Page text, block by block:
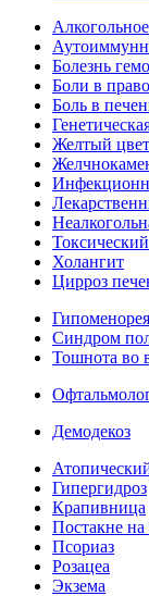
Болезнь
Боли в
Боль в
Желтый
Холангит
Цирроз
Гипоменорея
Синдром
Тошнота во
Демодекоз
Гипергидроз
Крапивница
Постакне на
Псориаз
Розацеа
Экзема